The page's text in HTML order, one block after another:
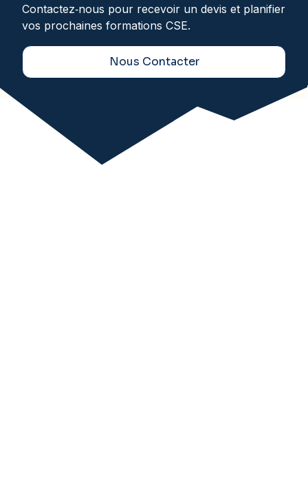
Contactez‑nous pour recevoir un devis et planifier
vos prochaines formations CSE.
Nous Contacter